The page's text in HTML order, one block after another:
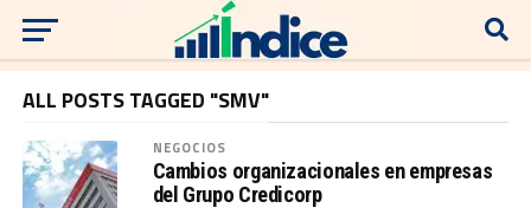
ALL POSTS TAGGED "SMV"
NEGOCIOS
Cambios organizacionales en empresas
del Grupo Credicorp